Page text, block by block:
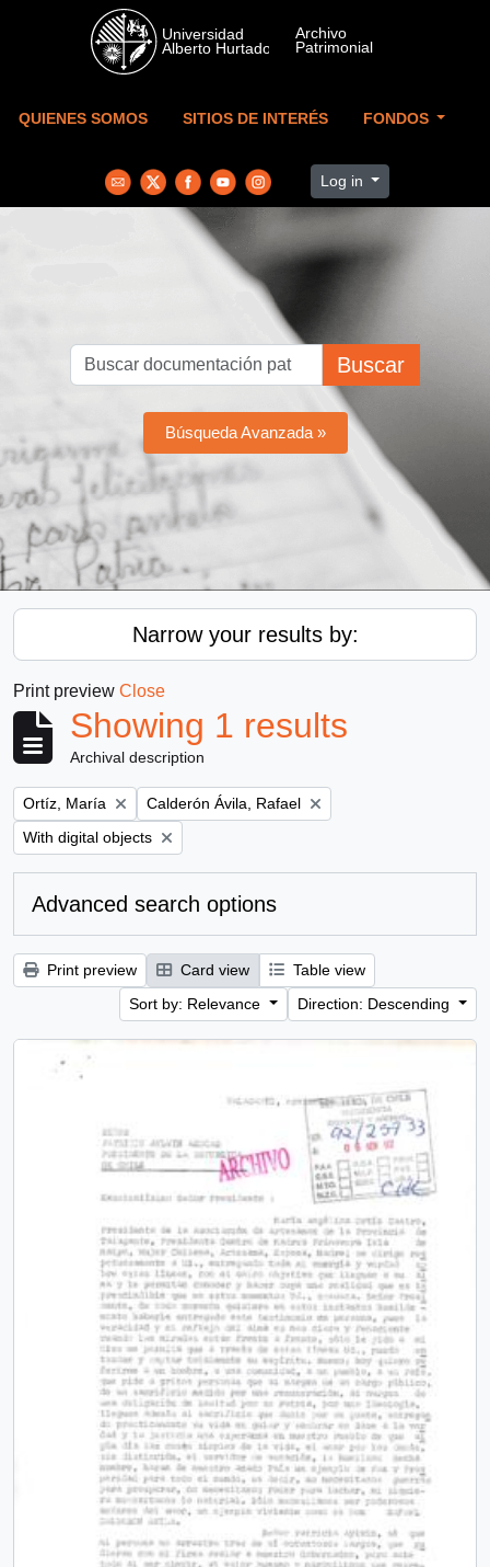
Skip to main content
QUIENES SOMOS SITIOS DE INTERÉS FONDOS
Log in
Buscar
Búsqueda Avanzada »
Narrow your results by:
Print preview Close
Showing 1 results
Archival description
Remove filter:
Ortíz, María Remove filter:
Calderón Ávila, Rafael
Remove filter:
With digital objects
Advanced search options
Print preview Card view
Table view
Sort by: Relevance
Direction: Descending